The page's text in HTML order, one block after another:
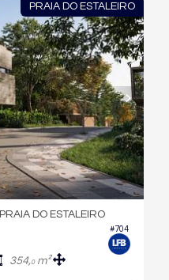
PRAIA DO ESTALEIRO
#704
PRAIA DO ESTALEIRO
354,0m²